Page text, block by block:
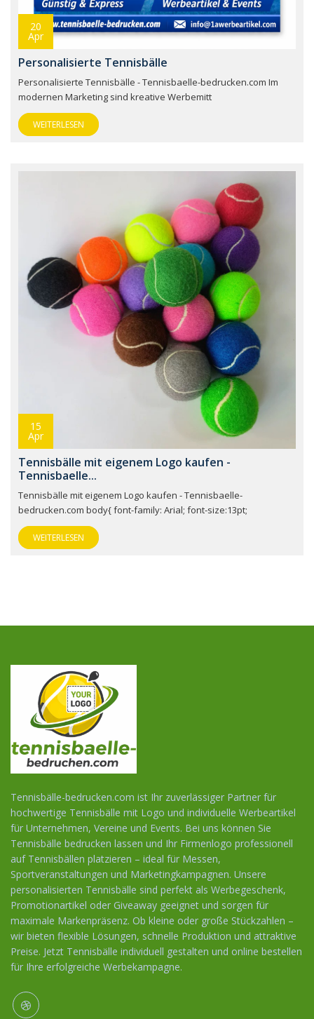
20
Apr
Personalisierte Tennisbälle
Personalisierte Tennisbälle - Tennisbaelle-bedrucken.com Im
modernen Marketing sind kreative Werbemitt
WEITERLESEN
15
Apr
Tennisbälle mit eigenem Logo kaufen -
Tennisbaelle...
Tennisbälle mit eigenem Logo kaufen - Tennisbaelle-
bedrucken.com body{ font-family: Arial; font-size:13pt;
WEITERLESEN
Tennisbälle-bedrucken.com ist Ihr zuverlässiger Partner für
hochwertige Tennisbälle mit Logo und individuelle Werbeartikel
für Unternehmen, Vereine und Events. Bei uns können Sie
Tennisbälle bedrucken lassen und Ihr Firmenlogo professionell
auf Tennisbällen platzieren – ideal für Messen,
Sportveranstaltungen und Marketingkampagnen. Unsere
personalisierten Tennisbälle sind perfekt als Werbegeschenk,
Promotionartikel oder Giveaway geeignet und sorgen für
maximale Markenpräsenz. Ob kleine oder große Stückzahlen –
wir bieten flexible Lösungen, schnelle Produktion und attraktive
Preise. Jetzt Tennisbälle individuell gestalten und online bestellen
für Ihre erfolgreiche Werbekampagne.